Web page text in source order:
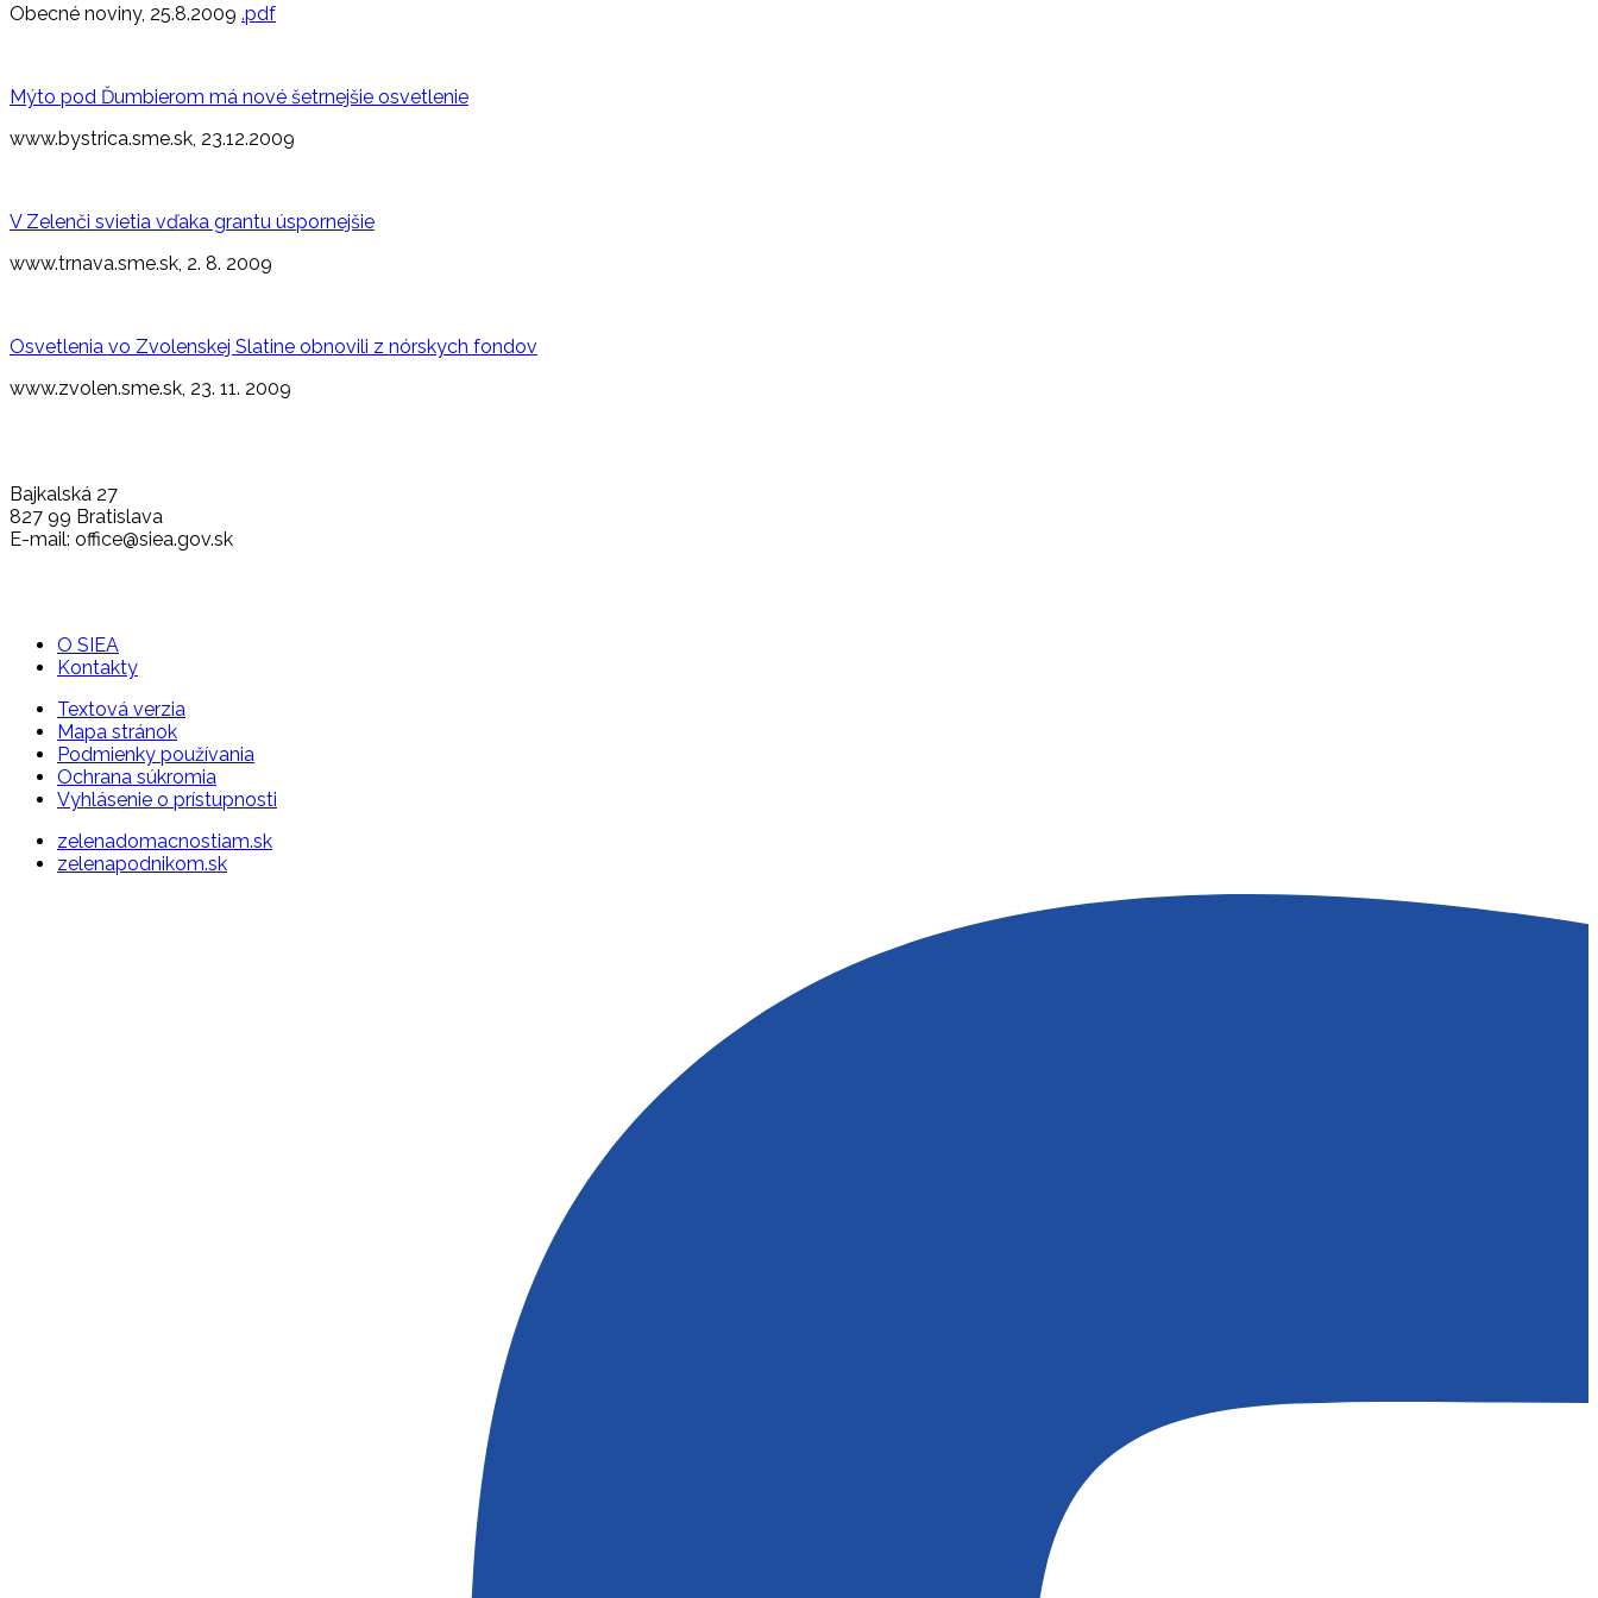
Obecné noviny, 25.8.2009 .pdf
Mýto pod Ďumbierom má nové šetrnejšie osvetlenie
www.bystrica.sme.sk, 23.12.2009
V Zelenči svietia vďaka grantu úspornejšie
www.trnava.sme.sk, 2. 8. 2009
Osvetlenia vo Zvolenskej Slatine obnovili z nórskych fondov
www.zvolen.sme.sk, 23. 11. 2009
Bajkalská 27
827 99 Bratislava
E-mail: office@siea.gov.sk
O SIEA
Kontakty
Textová verzia
Mapa stránok
Podmienky používania
Ochrana súkromia
Vyhlásenie o prístupnosti
zelenadomacnostiam.sk
zelenapodnikom.sk